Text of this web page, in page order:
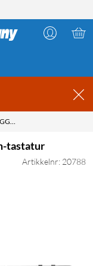
LINOCELL SAMMENLEGGBART BLUETOOTH-TASTATUR
tastatur
Artikkelnr: 20788